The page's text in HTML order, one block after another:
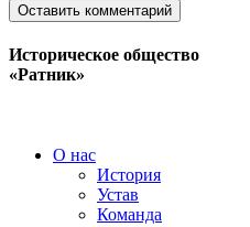
Историческое общество
«Ратник»
О нас
История
Устав
Команда